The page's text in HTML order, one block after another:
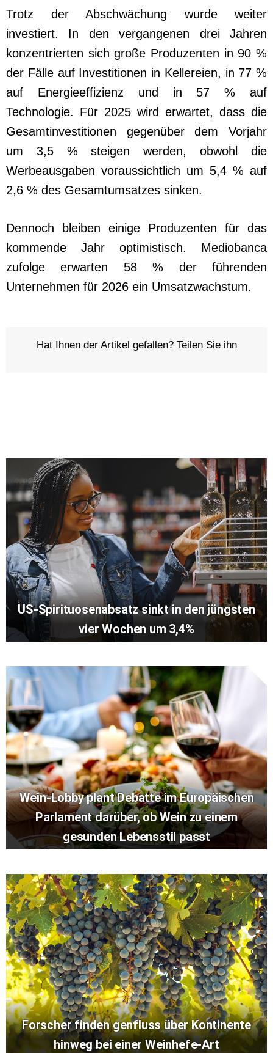
Trotz der Abschwächung wurde weiter
investiert. In den vergangenen drei Jahren
konzentrierten sich große Produzenten in 90 %
der Fälle auf Investitionen in Kellereien, in 77 %
auf Energieeffizienz und in 57 % auf
Technologie. Für 2025 wird erwartet, dass die
Gesamtinvestitionen gegenüber dem Vorjahr
um 3,5 % steigen werden, obwohl die
Werbeausgaben voraussichtlich um 5,4 % auf
2,6 % des Gesamtumsatzes sinken.
Dennoch bleiben einige Produzenten für das
kommende Jahr optimistisch. Mediobanca
zufolge erwarten 58 % der führenden
Unternehmen für 2026 ein Umsatzwachstum.
Hat Ihnen der Artikel gefallen? Teilen Sie ihn
US-Spirituosenabsatz sinkt in den jüngsten
vier Wochen um 3,4%
Wein-Lobby plant Debatte im Europäischen
Parlament darüber, ob Wein zu einem
gesunden Lebensstil passt
Forscher finden genfluss über Kontinente
hinweg bei einer Weinhefe-Art